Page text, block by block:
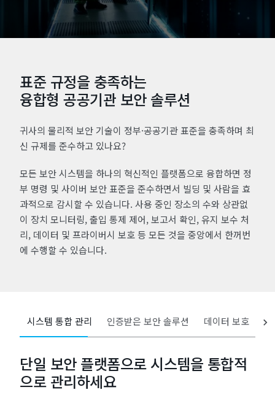
표준 규정을 충족하는
융합형 공공기관 보안 솔루션
귀사의 물리적 보안 기술이 정부·공공기관 표준을 충족하며 최
신 규제를 준수하고 있나요?
모든 보안 시스템을 하나의 혁신적인 플랫폼으로 융합하면 정
부 명령 및 사이버 보안 표준을 준수하면서 빌딩 및 사람을 효
과적으로 감시할 수 있습니다. 사용 중인 장소의 수와 상관없
이 장치 모니터링, 출입 통제 제어, 보고서 확인, 유지 보수 처
리, 데이터 및 프라이버시 보호 등 모든 것을 중앙에서 한꺼번
에 수행할 수 있습니다.
시스템 통합 관리 인증받은 보안 솔루션 데이터 보호
단일 보안 플랫폼으로 시스템을 통합적
으로 관리하세요